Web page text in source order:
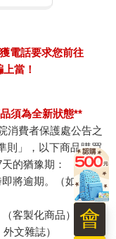
電話要求您前往
當！
須為全新狀態**
消費者保護處公告之
則」，以下商品購買
的猶豫期：
將逾期。（如：生
客製化商品）
文雜誌）
會